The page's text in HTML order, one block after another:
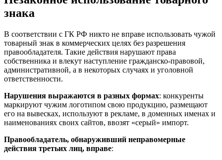
знака
В соответствии с ГК РФ никто не вправе использовать чужой
товарный знак в коммерческих целях без разрешения
правообладателя. Такие действия нарушают права
собственника и влекут наступление гражданско-правовой,
административной, а в некоторых случаях и уголовной
ответственности.
Нарушения выражаются в разных формах: конкуренты
маркируют чужим логотипом свою продукцию, размещают
его на вывесках, используют в рекламе, в доменных именах и
наименованиях своих сайтов, ввозят «серый» импорт.
Правообладатель, обнаруживший неправомерные
действия третьих лиц, вправе: